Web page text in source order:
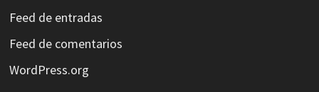
Feed de entradas
Feed de comentarios
WordPress.org